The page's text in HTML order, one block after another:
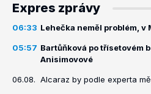
Expres zprávy
06:33 Lehečka neměl problém,
05:57 Bartůňková po třísetovém
Anisimovové
06.08. Alcaraz by podle experta